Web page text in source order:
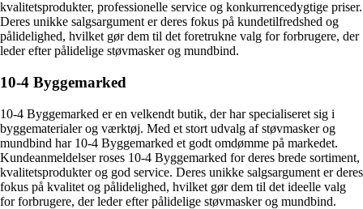
kvalitetsprodukter, professionelle service og konkurrencedygtige priser.
Deres unikke salgsargument er deres fokus på kundetilfredshed og
pålidelighed, hvilket gør dem til det foretrukne valg for forbrugere, der
leder efter pålidelige støvmasker og mundbind.
10-4 Byggemarked
10-4 Byggemarked er en velkendt butik, der har specialiseret sig i
byggematerialer og værktøj. Med et stort udvalg af støvmasker og
mundbind har 10-4 Byggemarked et godt omdømme på markedet.
Kundeanmeldelser roses 10-4 Byggemarked for deres brede sortiment,
kvalitetsprodukter og god service. Deres unikke salgsargument er deres
fokus på kvalitet og pålidelighed, hvilket gør dem til det ideelle valg
for forbrugere, der leder efter pålidelige støvmasker og mundbind.